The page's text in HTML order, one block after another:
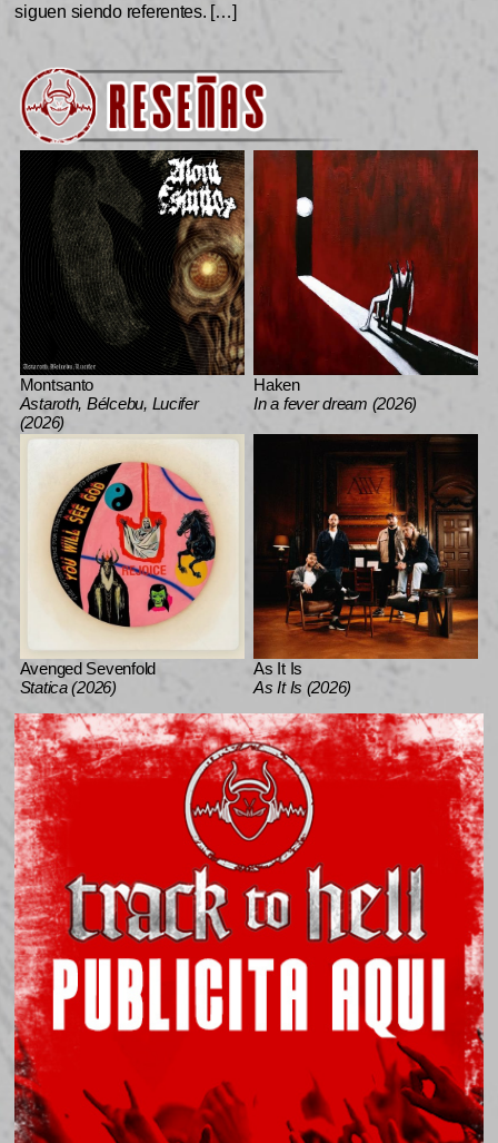
siguen siendo referentes. […]
Montsanto
Astaroth, Bélcebu, Lucifer
(2026)
Haken
In a fever dream (2026)
Avenged Sevenfold
Statica (2026)
As It Is
As It Is (2026)